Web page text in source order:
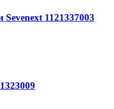
1121337003